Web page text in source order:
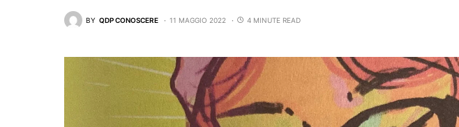
BY QDP CONOSCERE 11 MAGGIO 2022 4 MINUTE READ